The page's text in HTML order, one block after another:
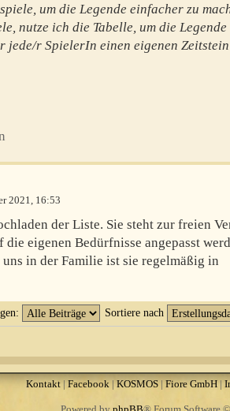
um die Legende einfacher zu
nutze ich die Tabelle, um die Legende
jede/r SpielerIn einen eigenen
2021, 16:53
der Liste. Sie steht zur freien
eigenen Bedürfnisse angepasst
in der Familie ist sie regelmäßig in
Sortiere nach
Kontakt| Facebook|KOSMOS| Fiore GmbH|